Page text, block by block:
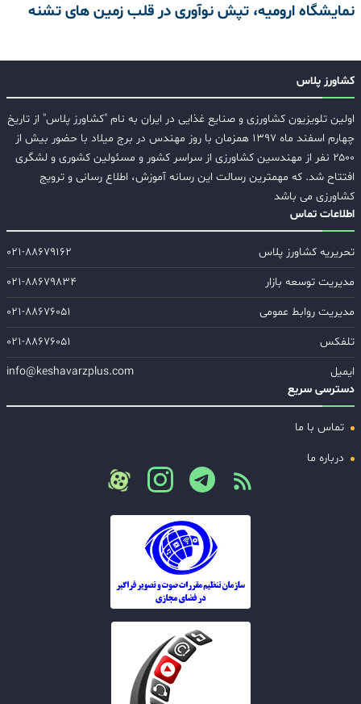
نمایشگاه ارومیه، تپش نوآوری در قلب زمین های تشنه
کشاورز پلاس
اولین تلویزیون کشاورزی و صنایع غذایی در ایران به نام "کشاورز پلاس" از تاریخ
چهارم اسفند ماه ۱۳۹۷ همزمان با روز مهندس در برج میلاد با حضور بیش از
۲۵۰۰ نفر از مهندسین کشاورزی از سراسر کشور و مسئولین کشوری و لشگری
افتتاح شد. که مهمترین رسالت این رسانه آموزش، اطلاع رسانی و ترویج
کشاورزی می باشد
اطلاعات تماس
تحریریه کشاورز پلاس
۰۲۱-۸۸۶۷۹۱۶۲
مدیریت توسعه بازار
۰۲۱-۸۸۶۷۹۸۳۴
مدیریت روابط عمومی
۰۲۱-۸۸۶۷۶۰۵۱
تلفکس
۰۲۱-۸۸۶۷۶۰۵۱
ایمیل
info@keshavarzplus.com
دسترسی سریع
تماس با ما
درباره ما